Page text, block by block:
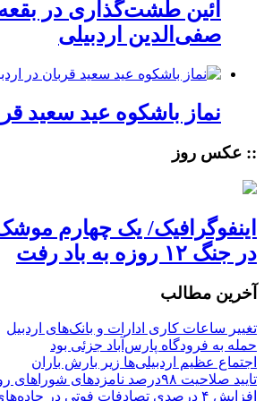
آئین طشت‌گذاری در
صفی‌الدین اردبیلی
نماز باشکوه عید سعید
:: عکس روز
اینفوگرافیک/ یک چهارم
در جنگ ۱۲ روزه به باد رفت
آخرین مطالب
تغییر ساعات کاری ادارات و بانک‌های اردبیل
حمله به فرودگاه پارس‌‌آباد جزئی بود
اجتماع عظیم اردبیلی‌ها زیر بارش باران
تایید صلاحیت ۹۸درصد نامزدهای شوراهای روستای اردبیل
افزایش ۴ درصدی تصادفات فوتی در جاده‌های اردبیل